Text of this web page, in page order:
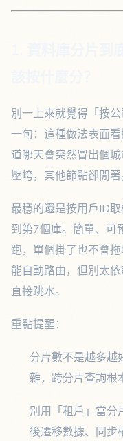
別一上來就覺得「按
一句：這種做法表面
道哪天會突然冒出個
壓垮，其他節點卻閒著
最穩的還是按用戶ID
到第7個庫。簡單、可
跑，單個掛了也不會
能自動路由，但別太
直接跳水。
重點提醒：
分片數不是越多越
雜，跨分片查詢根
別用「租戶」當分
後遷移數據、同步